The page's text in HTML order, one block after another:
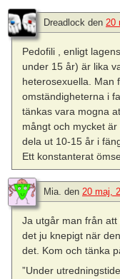
Dreadlock den 20
Pedofili , enligt
under 15 år) är lika
heterosexuella. Man
omständigheterna i
tänkas vara mogna
mångt och mycket
dela ut 10-15 år i
Ett konstanterat
Mia. den 20 maj,
Ja utgår man från
det ju knepigt när
det. Kom och tänka
”Under